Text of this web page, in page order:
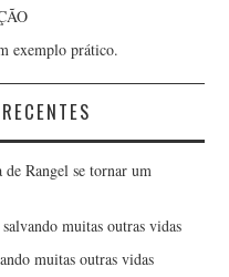
exemplo prático.
Rangel se tornar um
muitas outras vidas
muitas outras vidas